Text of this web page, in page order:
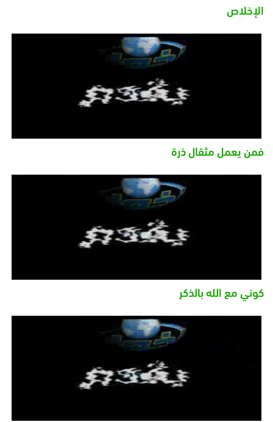
الإخلاص
فمن يعمل مثقال ذرة
كوني مع الله بالذكر